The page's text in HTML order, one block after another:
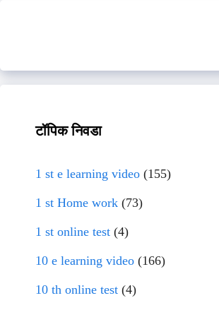
टॉपिक निवडा
1 st e learning video (155)
1 st Home work (73)
1 st online test (4)
10 e learning video (166)
10 th online test (4)